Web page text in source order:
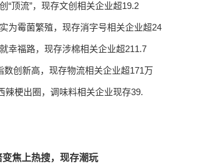
“顶流”，现存文创相关企业超19.2
为霉菌繁殖，现存消字号相关企业超24
幸福路，现存涉棉相关企业超211.7
数创新高，现存物流相关企业超171万
辣梗出圈，调味料相关企业现存39.
焦上热搜，现存潮玩